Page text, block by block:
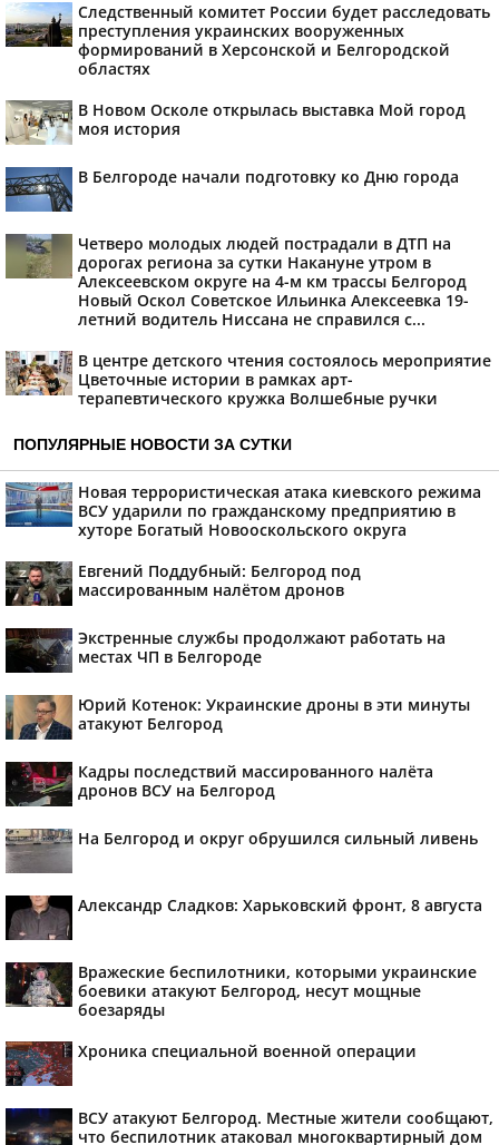
Следственный комитет России будет расследовать
преступления украинских вооруженных
формирований в Херсонской и Белгородской
областях
В Новом Осколе открылась выставка Мой город
моя история
В Белгороде начали подготовку ко Дню города
Четверо молодых людей пострадали в ДТП на
дорогах региона за сутки Накануне утром в
Алексеевском округе на 4-м км трассы Белгород
Новый Оскол Советское Ильинка Алексеевка 19-
летний водитель Ниссана не справился с...
В центре детского чтения состоялось мероприятие
Цветочные истории в рамках арт-
терапевтического кружка Волшебные ручки
ПОПУЛЯРНЫЕ НОВОСТИ ЗА СУТКИ
Новая террористическая атака киевского режима
ВСУ ударили по гражданскому предприятию в
хуторе Богатый Новооскольского округа
Евгений Поддубный: Белгород под
массированным налётом дронов
Экстренные службы продолжают работать на
местах ЧП в Белгороде
Юрий Котенок: Украинские дроны в эти минуты
атакуют Белгород
Кадры последствий массированного налёта
дронов ВСУ на Белгород
На Белгород и округ обрушился сильный ливень
Александр Сладков: Харьковский фронт, 8 августа
Вражеские беспилотники, которыми украинские
боевики атакуют Белгород, несут мощные
боезаряды
Хроника специальной военной операции
ВСУ атакуют Белгород. Местные жители сообщают,
что беспилотник атаковал многоквартирный дом